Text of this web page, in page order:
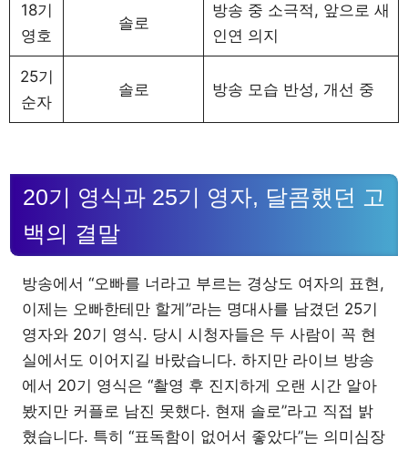
18기
영호
솔로
방송 중 소극적, 앞으로 새
인연 의지
25기
순자
솔로 방송 모습 반성, 개선 중
20기 영식과 25기 영자, 달콤했던 고
백의 결말
방송에서 “오빠를 너라고 부르는 경상도 여자의 표현,
이제는 오빠한테만 할게”라는 명대사를 남겼던 25기
영자와 20기 영식. 당시 시청자들은 두 사람이 꼭 현
실에서도 이어지길 바랐습니다. 하지만 라이브 방송
에서 20기 영식은 “촬영 후 진지하게 오랜 시간 알아
봤지만 커플로 남진 못했다. 현재 솔로”라고 직접 밝
혔습니다. 특히 “표독함이 없어서 좋았다”는 의미심장